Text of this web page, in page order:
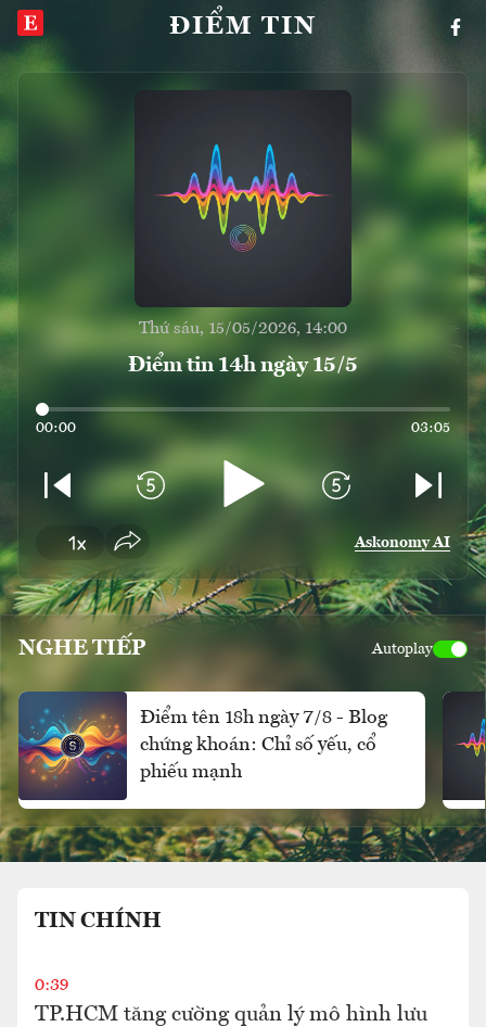
ĐIỂM TIN
Thứ sáu, 15/05/2026, 14:00
Điểm tin 14h ngày 15/5
00:00 03:05
Askonomy AI
NGHE TIẾP Autoplay
Điểm tên 18h ngày 7/8 - Blog
chứng khoán: Chỉ số yếu, cổ
phiếu mạnh
TIN CHÍNH
0:39
TP.HCM tăng cường quản lý mô hình lưu